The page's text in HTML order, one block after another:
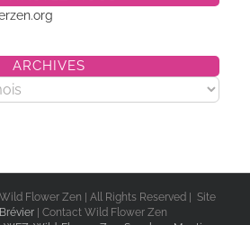
ARCHIVES
Flower Zen | All Rights Reserved | Site
| Contact Wild Flower Zen